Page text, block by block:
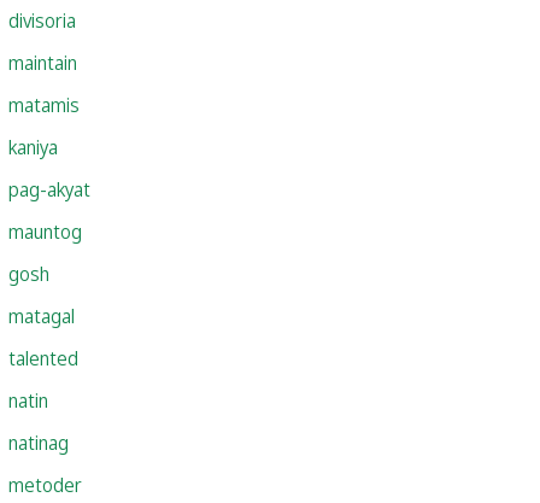
divisoria
maintain
matamis
kaniya
pag-akyat
mauntog
gosh
matagal
talented
natin
natinag
metoder